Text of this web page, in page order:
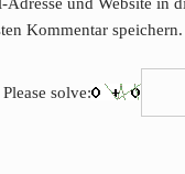
Adresse und Website in
Kommentar speichern.
solve: